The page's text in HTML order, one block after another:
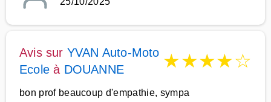
Avis sur YVAN Auto-Moto
Ecole à DOUANNE ★★★★☆
bon prof beaucoup d'empathie, sympa